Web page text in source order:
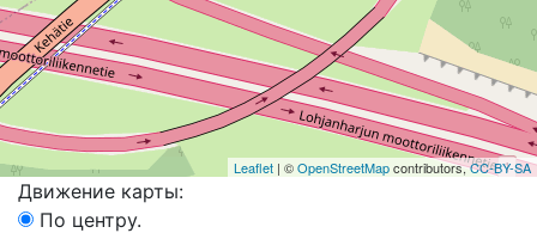
Leaflet | ©OpenStreetMapcontributors,CC-BY-SA
Движение карты:
По центру.